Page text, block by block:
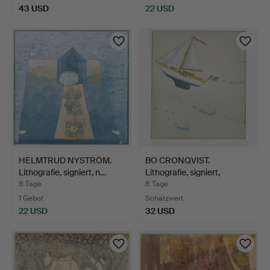
43 USD 22 USD
HELMTRUD NYSTRÖM.
Lithografie, signiert, n…
8 Tage
1 Gebot
22 USD
BO CRONQVIST.
Lithografie, signiert,
numme…
8 Tage
Schätzwert
32 USD